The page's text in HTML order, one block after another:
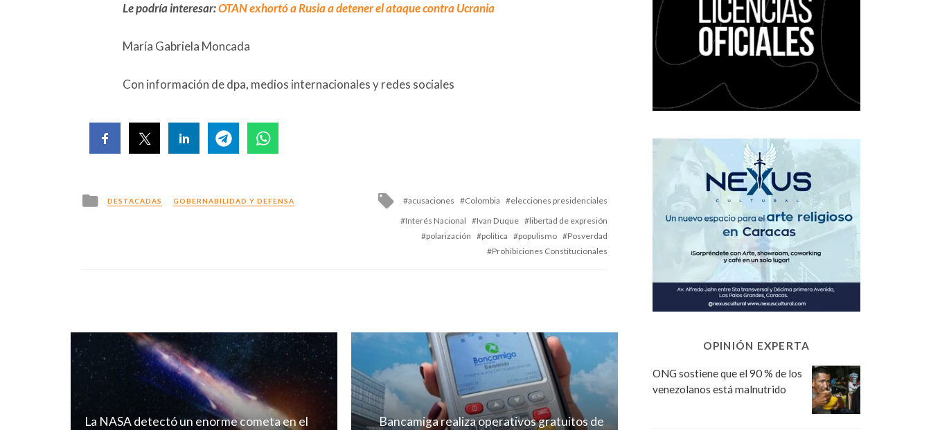
Le podría interesar:OTAN exhortó a Rusia a detener el ataque contra Ucrania
María Gabriela Moncada
Con información de dpa, medios internacionales y redes sociales
Posted
in
DESTACADAS GOBERNABILIDAD Y DEFENSA
Tagged
acusaciones Colombia
elecciones presidenciales
Interés Nacional
Ivan Duque
libertad de expresión
polarización
politica populismo
Posverdad
Prohibiciones Constitucionales
La NASA detectó un enorme cometa en el
Bancamiga realiza operativos gratuitos de
OPINIÓN EXPERTA
ONG sostiene que el 90 % de los
venezolanos está malnutrido